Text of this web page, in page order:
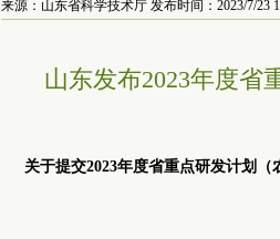
来源：山东省科学技术厅 发布时间：2023/7/23
山东发布2023年度省
关于提交2023年度省重点研发计划